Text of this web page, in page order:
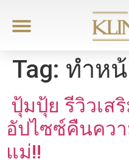
Tag: ทำห
ปุ้มปุ้ย รีวิวเส
อัปไซซ์คืนคว
แม่!!